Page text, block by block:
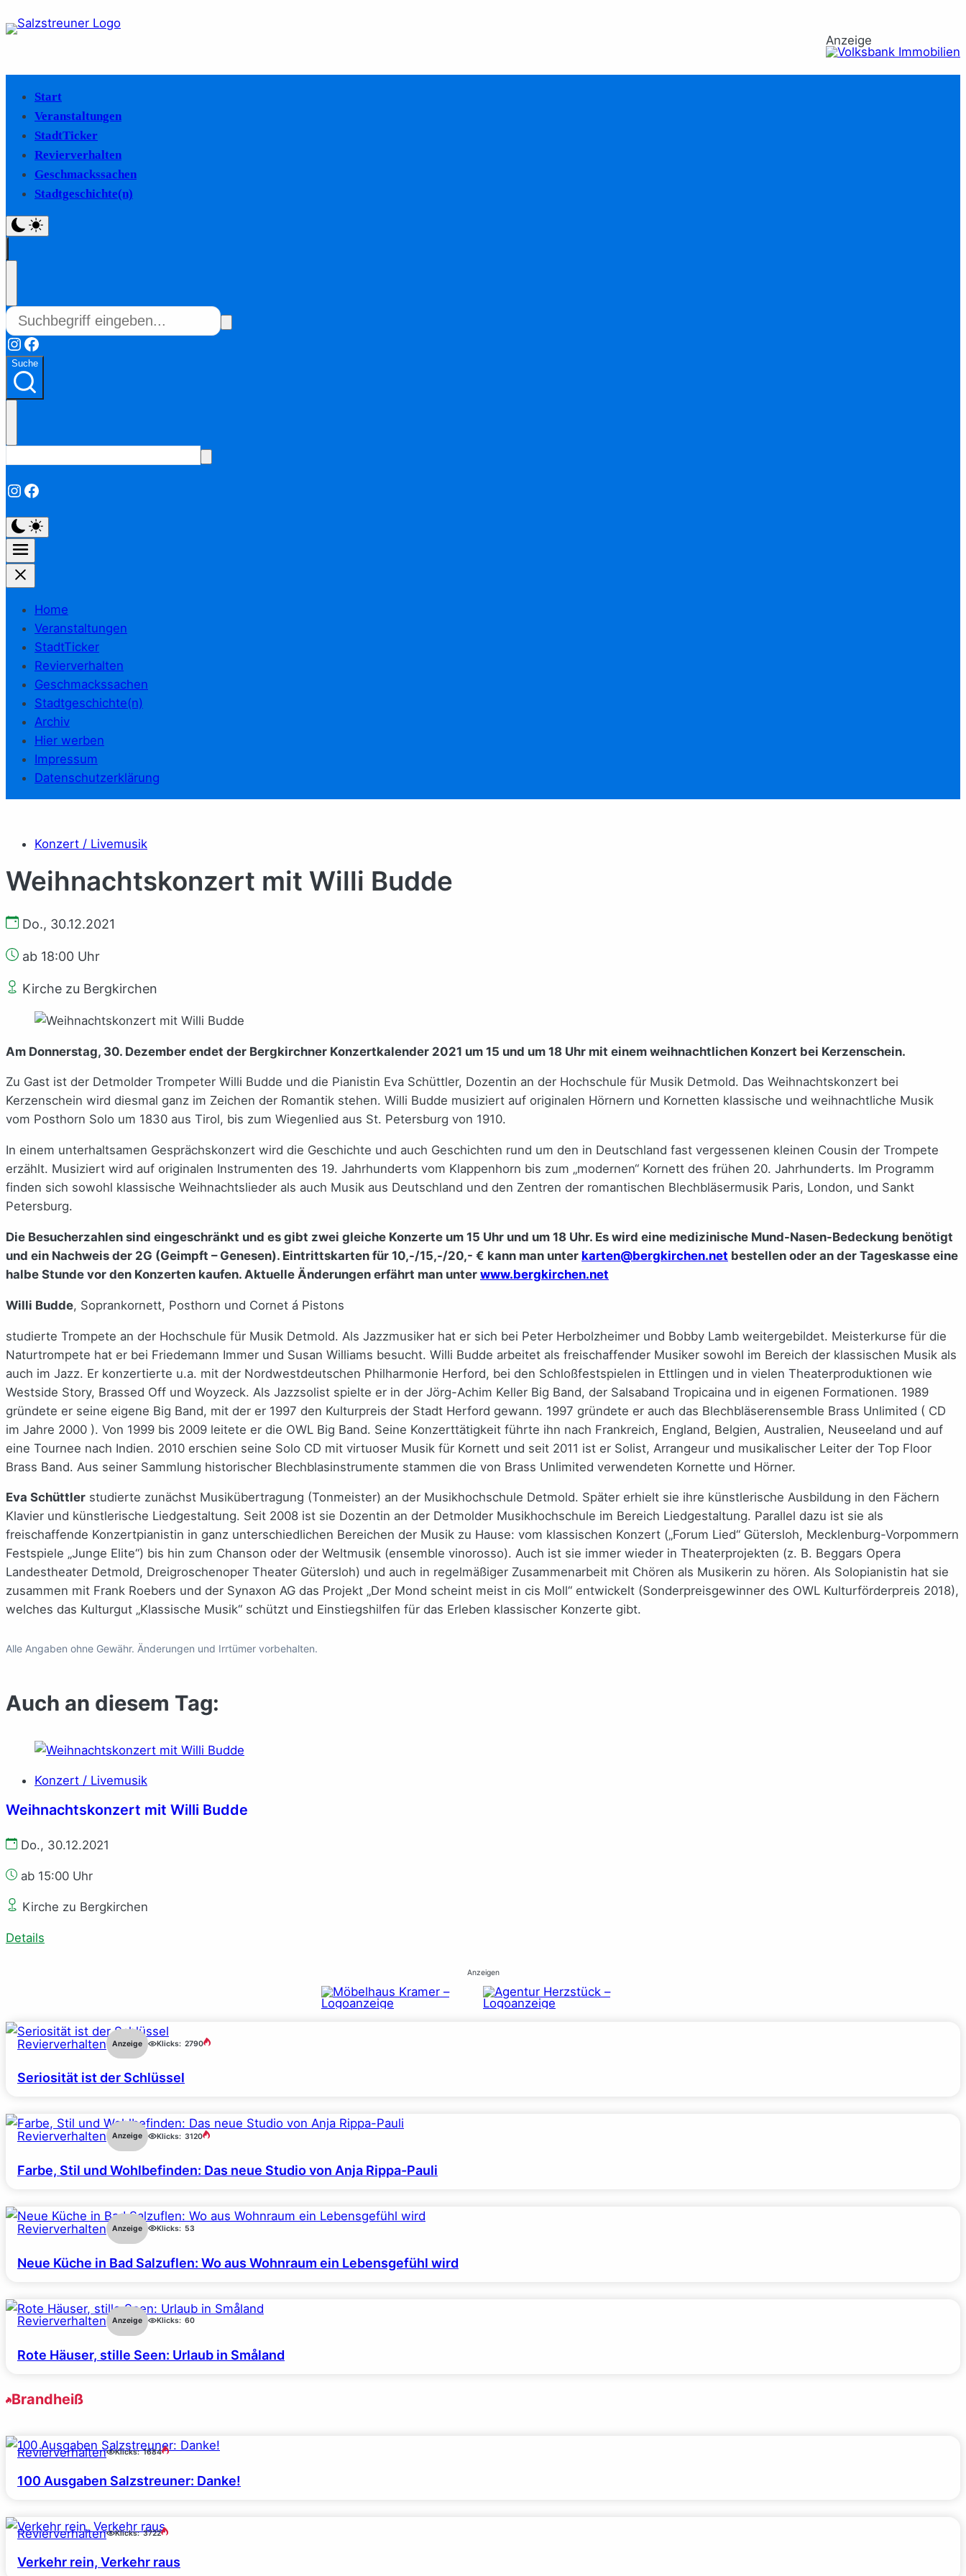
Anzeige
Start
Veranstaltungen
StadtTicker
Revierverhalten
Geschmackssachen
Stadtgeschichte(n)
Instagram
Facebook
Suche
Instagram
Facebook
Home
Veranstaltungen
StadtTicker
Revierverhalten
Geschmackssachen
Stadtgeschichte(n)
Archiv
Hier werben
Impressum
Datenschutzerklärung
Konzert / Livemusik
Weihnachtskonzert mit Willi Budde
Do., 30.12.2021
ab 18:00 Uhr
Kirche zu Bergkirchen
Am Donnerstag, 30. Dezember endet der Bergkirchner Konzertkalender 2021 um 15 und um 18 Uhr mit einem weihnachtlichen Konzert bei Kerzenschein.
Zu Gast ist der Detmolder Trompeter Willi Budde und die Pianistin Eva Schüttler, Dozentin an der Hochschule für Musik Detmold. Das Weihnachtskonzert bei
Kerzenschein wird diesmal ganz im Zeichen der Romantik stehen. Willi Budde musiziert auf originalen Hörnern und Kornetten klassische und weihnachtliche Musik
vom Posthorn Solo um 1830 aus Tirol, bis zum Wiegenlied aus St. Petersburg von 1910.
In einem unterhaltsamen Gesprächskonzert wird die Geschichte und auch Geschichten rund um den in Deutschland fast vergessenen kleinen Cousin der Trompete
erzählt. Musiziert wird auf originalen Instrumenten des 19. Jahrhunderts vom Klappenhorn bis zum „modernen“ Kornett des frühen 20. Jahrhunderts. Im Programm
finden sich sowohl klassische Weihnachtslieder als auch Musik aus Deutschland und den Zentren der romantischen Blechbläsermusik Paris, London, und Sankt
Petersburg.
Die Besucherzahlen sind eingeschränkt und es gibt zwei gleiche Konzerte um 15 Uhr und um 18 Uhr. Es wird eine medizinische Mund-Nasen-Bedeckung benötigt
und ein Nachweis der 2G (Geimpft – Genesen). Eintrittskarten für 10,-/15,-/20,- € kann man unter karten@bergkirchen.net bestellen oder an der Tageskasse eine
halbe Stunde vor den Konzerten kaufen. Aktuelle Änderungen erfährt man unter www.bergkirchen.net
Willi Budde, Soprankornett, Posthorn und Cornet á Pistons
studierte Trompete an der Hochschule für Musik Detmold. Als Jazzmusiker hat er sich bei Peter Herbolzheimer und Bobby Lamb weitergebildet. Meisterkurse für die
Naturtrompete hat er bei Friedemann Immer und Susan Williams besucht. Willi Budde arbeitet als freischaffender Musiker sowohl im Bereich der klassischen Musik als
auch im Jazz. Er konzertierte u.a. mit der Nordwestdeutschen Philharmonie Herford, bei den Schloßfestspielen in Ettlingen und in vielen Theaterproduktionen wie
Westside Story, Brassed Off und Woyzeck. Als Jazzsolist spielte er in der Jörg-Achim Keller Big Band, der Salsaband Tropicaina und in eigenen Formationen. 1989
gründete er seine eigene Big Band, mit der er 1997 den Kulturpreis der Stadt Herford gewann. 1997 gründete er auch das Blechbläserensemble Brass Unlimited ( CD
im Jahre 2000 ). Von 1999 bis 2009 leitete er die OWL Big Band. Seine Konzerttätigkeit führte ihn nach Frankreich, England, Belgien, Australien, Neuseeland und auf
eine Tournee nach Indien. 2010 erschien seine Solo CD mit virtuoser Musik für Kornett und seit 2011 ist er Solist, Arrangeur und musikalischer Leiter der Top Floor
Brass Band. Aus seiner Sammlung historischer Blechblasinstrumente stammen die von Brass Unlimited verwendeten Kornette und Hörner.
Eva Schüttler studierte zunächst Musikübertragung (Tonmeister) an der Musikhochschule Detmold. Später erhielt sie ihre künstlerische Ausbildung in den Fächern
Klavier und künstlerische Liedgestaltung. Seit 2008 ist sie Dozentin an der Detmolder Musikhochschule im Bereich Liedgestaltung. Parallel dazu ist sie als
freischaffende Konzertpianistin in ganz unterschiedlichen Bereichen der Musik zu Hause: vom klassischen Konzert („Forum Lied“ Gütersloh, Mecklenburg-Vorpommern
Festspiele „Junge Elite“) bis hin zum Chanson oder der Weltmusik (ensemble vinorosso). Auch ist sie immer wieder in Theaterprojekten (z. B. Beggars Opera
Landestheater Detmold, Dreigroschenoper Theater Gütersloh) und auch in regelmäßiger Zusammenarbeit mit Chören als Musikerin zu hören. Als Solopianistin hat sie
zusammen mit Frank Roebers und der Synaxon AG das Projekt „Der Mond scheint meist in cis Moll“ entwickelt (Sonderpreisgewinner des OWL Kulturförderpreis 2018),
welches das Kulturgut „Klassische Musik“ schützt und Einstiegshilfen für das Erleben klassischer Konzerte gibt.
Alle Angaben ohne Gewähr. Änderungen und Irrtümer vorbehalten.
Auch an diesem Tag:
Konzert / Livemusik
Weihnachtskonzert mit Willi Budde
Do., 30.12.2021
ab 15:00 Uhr
Kirche zu Bergkirchen
Details
Anzeigen
Revierverhalten Anzeige Klicks: 2790
Seriosität ist der Schlüssel
Revierverhalten Anzeige Klicks: 3120
Farbe, Stil und Wohlbefinden: Das neue Studio von Anja Rippa-Pauli
Revierverhalten Anzeige Klicks: 53
Neue Küche in Bad Salzuflen: Wo aus Wohnraum ein Lebensgefühl wird
Revierverhalten Anzeige Klicks: 60
Rote Häuser, stille Seen: Urlaub in Småland
Brandheiß
Revierverhalten Klicks: 1684
100 Ausgaben Salzstreuner: Danke!
Revierverhalten Klicks: 3722
Verkehr rein, Verkehr raus